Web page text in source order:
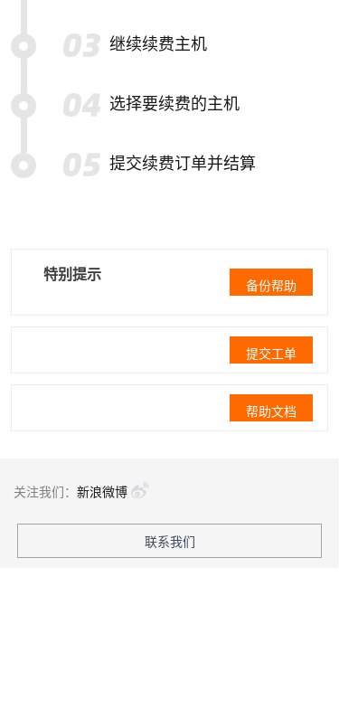
继续续费主机
选择要续费的主机
提交续费订单并结算
特别提示
备份帮助
提交工单
帮助文档